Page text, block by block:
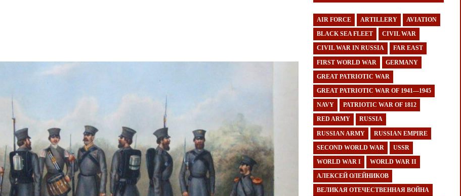
AIR FORCE ARTILLERY AVIATION
BLACK SEA FLEET CIVIL WAR
CIVIL WAR IN RUSSIA FAR EAST
FIRST WORLD WAR GERMANY
GREAT PATRIOTIC WAR
GREAT PATRIOTIC WAR OF 1941—1945
NAVY PATRIOTIC WAR OF 1812
RED ARMY RUSSIA
RUSSIAN ARMY RUSSIAN EMPIRE
SECOND WORLD WAR USSR
WORLD WAR I WORLD WAR II
АЛЕКСЕЙ ОЛЕЙНИКОВ
ВЕЛИКАЯ ОТЕЧЕСТВЕННАЯ ВОЙНА